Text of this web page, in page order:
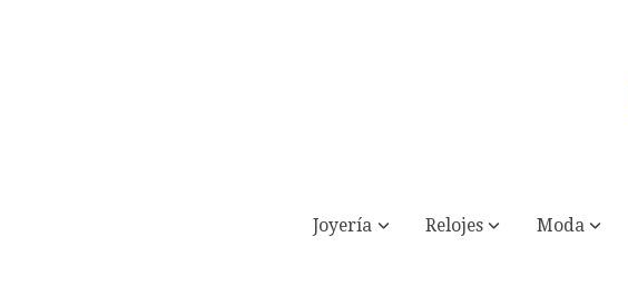
Joyería Relojes Moda
Pulsera semirigida con cristal cuadrado facetado blanco